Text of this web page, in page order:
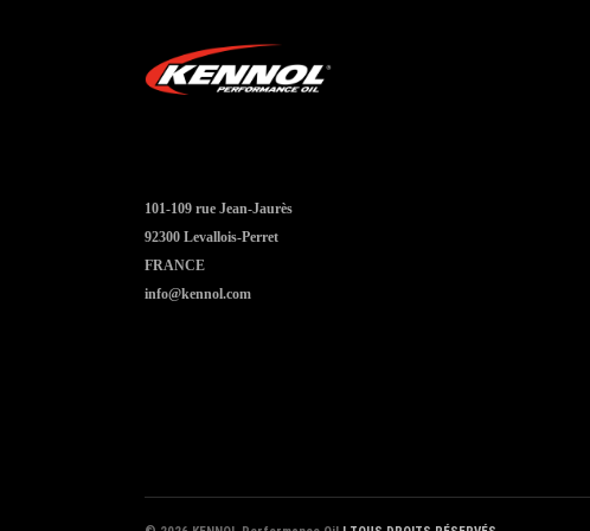
101-109 rue Jean-Jaurès
92300 Levallois-Perret
FRANCE
info@kennol.com